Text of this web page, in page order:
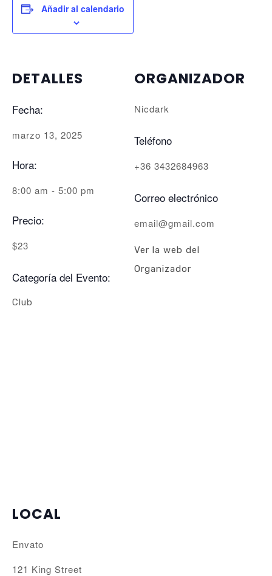
Añadir al calendario
DETALLES
Fecha:
marzo 13, 2025
Hora:
8:00 am - 5:00 pm
Precio:
$23
Categoría del Evento:
Club
ORGANIZADOR
Nicdark
Teléfono
+36 3432684963
Correo electrónico
email@gmail.com
Ver la web del
Organizador
LOCAL
Envato
121 King Street